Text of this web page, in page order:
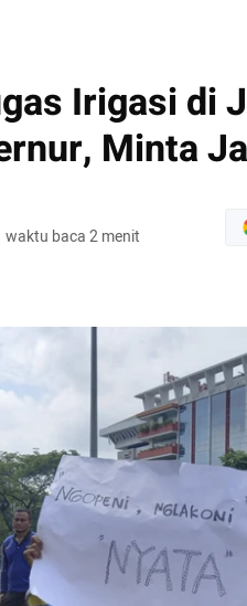
Irigasi di
Minta
waktu baca 2 menit